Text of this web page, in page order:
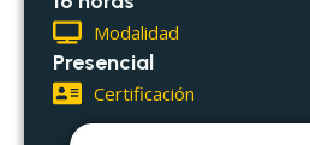
Modalidad
Presencial
Certificación